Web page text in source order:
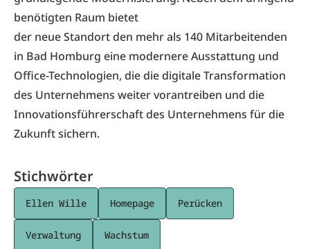
benötigten Raum bietet
der neue Standort den mehr als 140 Mitarbeitenden
in Bad Homburg eine modernere Ausstattung und
Office-Technologien, die die digitale Transformation
des Unternehmens weiter vorantreiben und die
Innovationsführerschaft des Unternehmens für die
Zukunft sichern.
Stichwörter
Ellen Wille Homepage Perücken
Verwaltung Wachstum